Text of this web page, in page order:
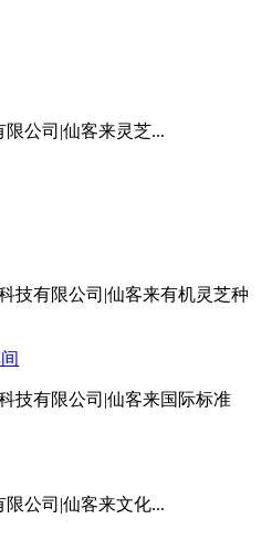
公司|仙客来灵芝...
技有限公司|仙客来有机灵芝种
技有限公司|仙客来国际标准
公司|仙客来文化...